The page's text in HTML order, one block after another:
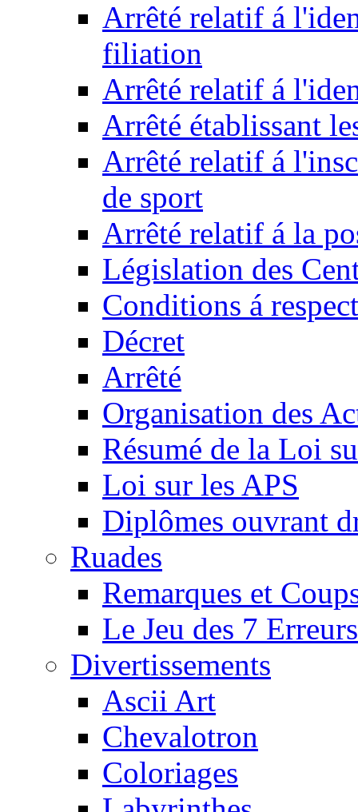
Arrêté relatif á
filiation
Arrêté relatif á
Arrêté établissant
Arrêté relatif á
de sport
Arrêté relatif á la
Législation des
Conditions á
Décret
Arrêté
Organisation des
Résumé de la Loi
Loi sur les APS
Diplômes ouvrant
Ruades
Remarques et
Le Jeu des 7 Erreurs
Divertissements
Ascii Art
Chevalotron
Coloriages